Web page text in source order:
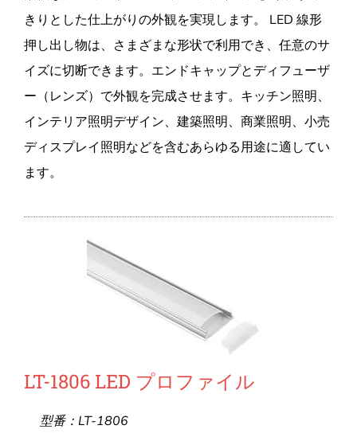
きりとした仕上がりの外観を実現します。 LED 線形
押し出し物は、さまざまな形状で利用でき、任意のサ
イズに切断できます。エンドキャップとディフューザ
ー（レンズ）で外観を完成させます。キッチン照明、
インテリア照明デザイン、建築照明、商業照明、小売
ディスプレイ照明などを含むあらゆる用途に適してい
ます。
LT-1806 LED プロファイル
型番：LT-1806